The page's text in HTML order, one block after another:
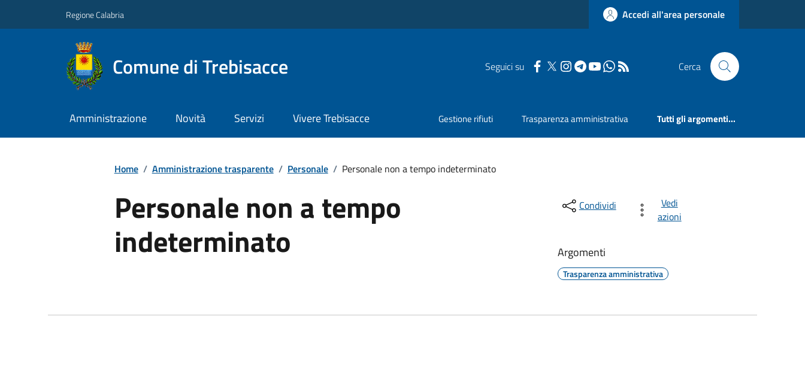
Regione Calabria Accedi all'area personale
Comune di Trebisacce Seguici su Cerca
Amministrazione Novità Servizi Vivere Trebisacce Gestione rifiuti Trasparenza amministrativa Tutti gli argomenti...
Home / Amministrazione trasparente / Personale / Personale non a tempo indeterminato
Personale non a tempo
indeterminato
Condividi
Vedi
azioni
Argomenti
Trasparenza amministrativa